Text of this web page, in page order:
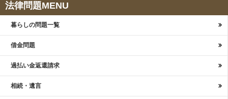
法律問題MENU
暮らしの問題一覧
借金問題
過払い金返還請求
相続・遺言